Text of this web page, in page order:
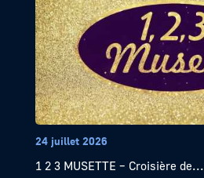
24 juillet 2026
1 2 3 MUSETTE – Croisière de...